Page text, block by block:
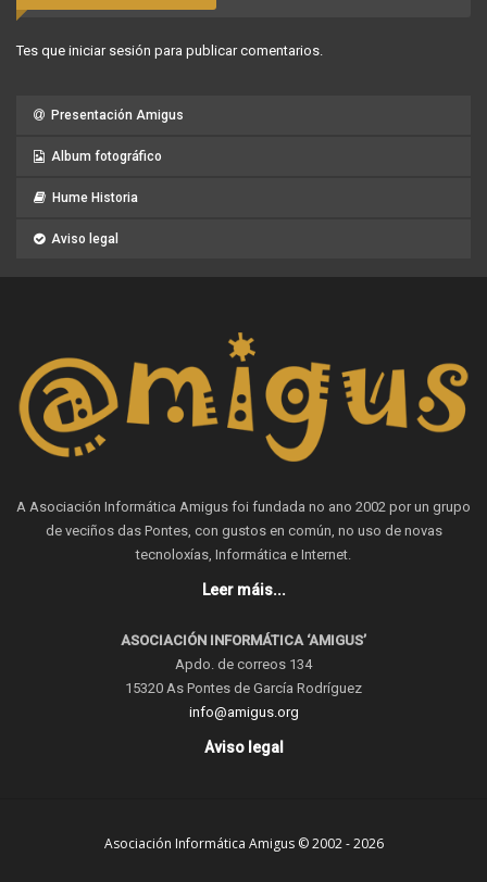
Tes que iniciar sesión para publicar comentarios.
Presentación Amigus
Album fotográfico
Hume Historia
Aviso legal
A Asociación Informática Amigus foi fundada no ano 2002 por un grupo
de veciños das Pontes, con gustos en común, no uso de novas
tecnoloxías, Informática e Internet.
Leer máis...
ASOCIACIÓN INFORMÁTICA ‘AMIGUS’
Apdo. de correos 134
15320 As Pontes de García Rodríguez
info@amigus.org
Aviso legal
Asociación Informática Amigus © 2002 - 2026